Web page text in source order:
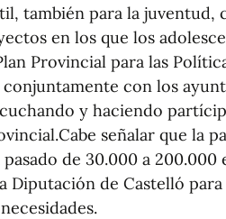
también para la juventud,
en los que los
Provincial para las
con los
y haciendo
señalar que la
de 30.000 a
Diputación de Castelló